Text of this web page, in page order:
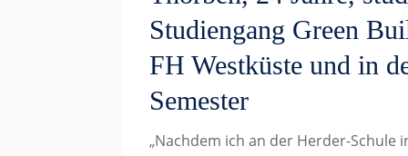
Studiengang Green
FH Westküste und in
Semester
„Nachdem ich an der Herder-